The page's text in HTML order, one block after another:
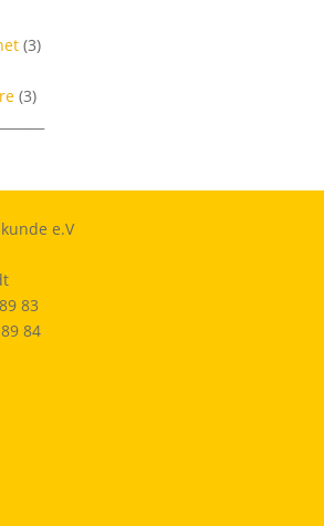
(3)
(3)
e.V
83
84